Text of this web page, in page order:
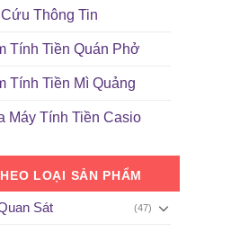
Thông Tin
Tính Tiền Quán Phở
Tính Tiền Mì Quảng
Máy Tính Tiền Casio
LOẠI SẢN PHẨM
Sát (47)